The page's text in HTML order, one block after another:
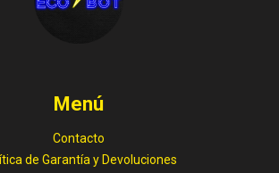
Menú
Contacto
de Garantía y Devoluciones